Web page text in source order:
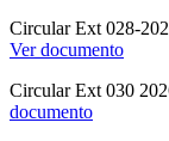
Circular Ext 028-
Ver documento
Circular Ext 030
documento